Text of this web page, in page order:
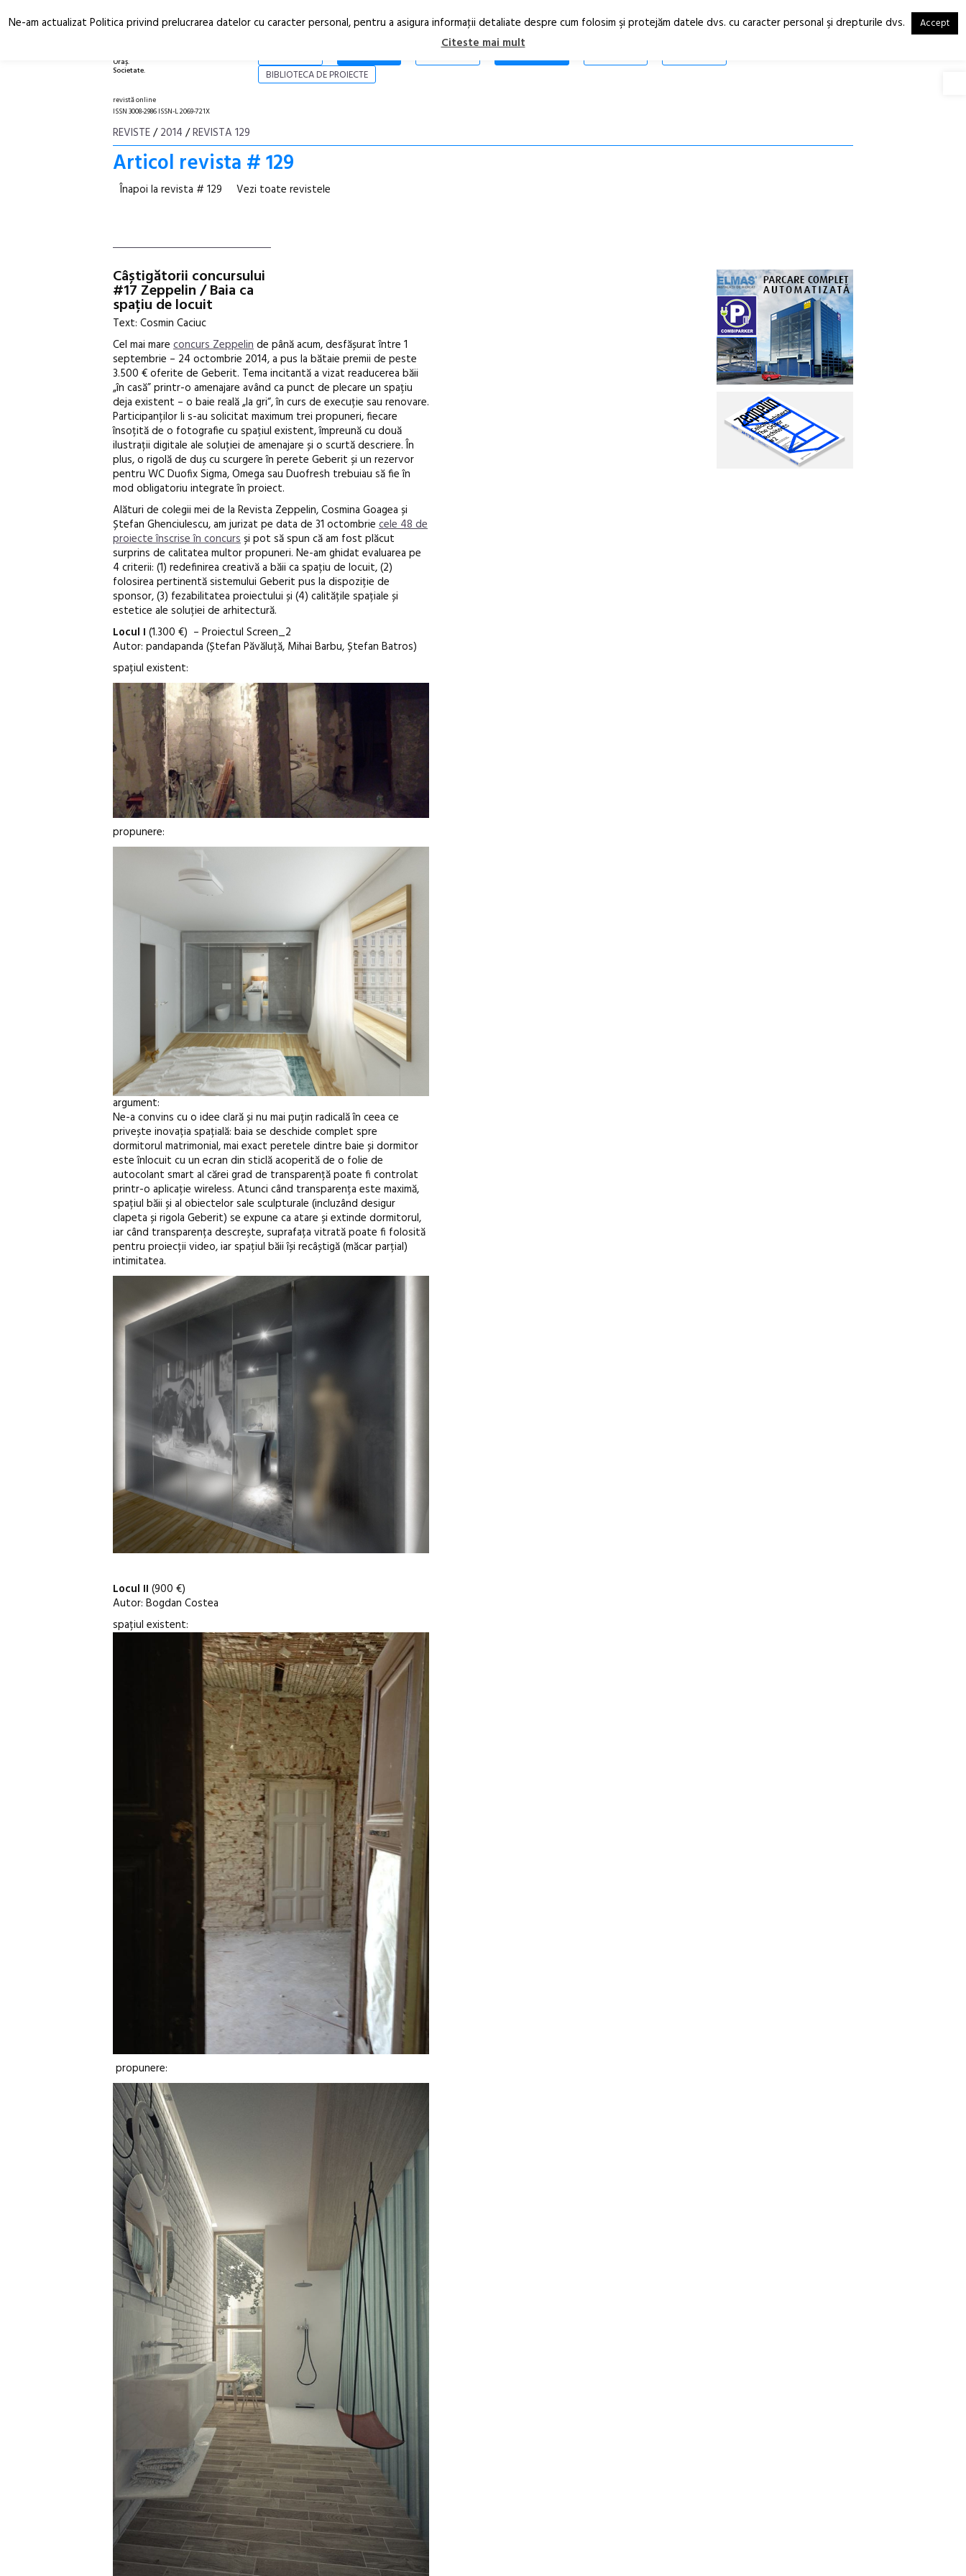
Oraș.
Societate.
RO
EN
ARTICOLE REVISTA PRINT
BIBLIOTECA DE PROIECTE
revistă online
ISSN 3008-2986 ISSN-L 2069-721X
REVISTE/2014 /REVISTA 129
Articol revista # 129
Înapoi la revista # 129 Vezi toate revistele
Câștigătorii concursului
#17 Zeppelin / Baia ca
spațiu de locuit
Text: Cosmin Caciuc
Cel mai mare concurs Zeppelinde până acum, desfășurat între 1
septembrie – 24 octombrie 2014, a pus la bătaie premii de peste
3.500 € oferite de Geberit. Tema incitantă a vizat readucerea băii
„în casă” printr-o amenajare având ca punct de plecare un spațiu
deja existent – o baie reală „la gri“, în curs de execuție sau renovare.
Participanților li s-au solicitat maximum trei propuneri, fiecare
însoțită de o fotografie cu spațiul existent, împreună cu două
ilustrații digitale ale soluției de amenajare și o scurtă descriere. În
plus, o rigolă de duș cu scurgere în perete Geberit și un rezervor
pentru WC Duofix Sigma, Omega sau Duofresh trebuiau să fie în
mod obligatoriu integrate în proiect.
Alături de colegii mei de la Revista Zeppelin, Cosmina Goagea și
Ștefan Ghenciulescu, am jurizat pe data de 31 octombrie cele 48 de
proiecte înscrise în concursși pot să spun că am fost plăcut
surprins de calitatea multor propuneri. Ne-am ghidat evaluarea pe
4 criterii: (1) redefinirea creativă a băii ca spațiu de locuit, (2)
folosirea pertinentă sistemului Geberit pus la dispoziție de
sponsor, (3) fezabilitatea proiectului și (4) calitățile spațiale și
estetice ale soluției de arhitectură.
Locul I (1.300 €) – Proiectul Screen_2
Autor: pandapanda (Ștefan Păvăluță, Mihai Barbu, Ștefan Batros)
spațiul existent:
propunere:
argument:
Ne-a convins cu o idee clară și nu mai puțin radicală în ceea ce
privește inovația spațială: baia se deschide complet spre
dormitorul matrimonial, mai exact peretele dintre baie și dormitor
este înlocuit cu un ecran din sticlă acoperită de o folie de
autocolant smart al cărei grad de transparență poate fi controlat
printr-o aplicație wireless. Atunci când transparența este maximă,
spațiul băii și al obiectelor sale sculpturale (incluzând desigur
clapeta și rigola Geberit) se expune ca atare și extinde dormitorul,
iar când transparența descrește, suprafața vitrată poate fi folosită
pentru proiecții video, iar spațiul băii își recâștigă (măcar parțial)
intimitatea.
Locul II (900 €)
Autor: Bogdan Costea
spațiul existent:
propunere:
Ne-am actualizat Politica privind prelucrarea datelor cu caracter personal, pentru a asigura informaţii detaliate despre cum folosim şi protejăm datele dvs. cu caracter personal şi drepturile dvs. Accept
Citeste mai mult